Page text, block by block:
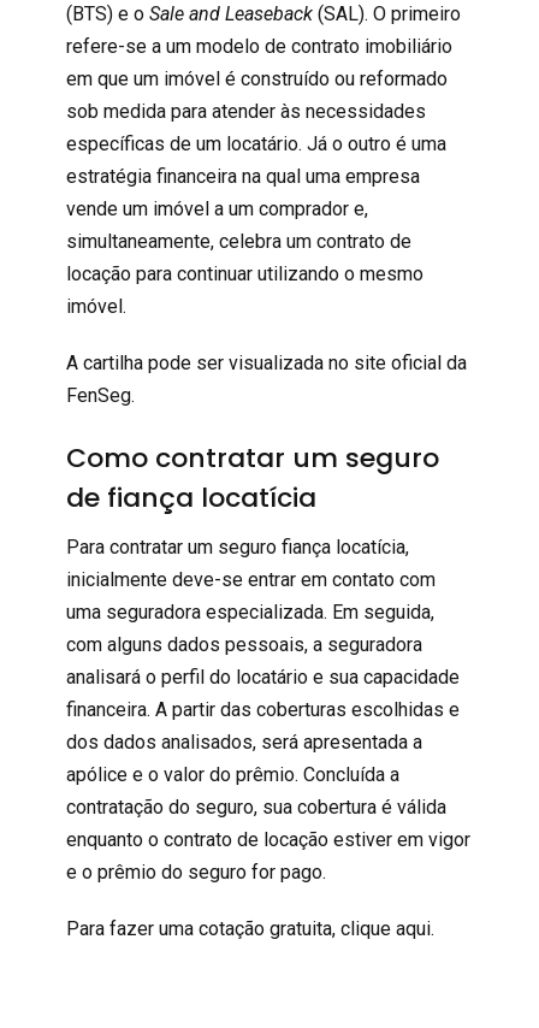
(BTS) e o Sale and Leaseback(SAL). O primeiro
refere-se a um modelo de contrato imobiliário
em que um imóvel é construído ou reformado
sob medida para atender às necessidades
específicas de um locatário. Já o outro é uma
estratégia financeira na qual uma empresa
vende um imóvel a um comprador e,
simultaneamente, celebra um contrato de
locação para continuar utilizando o mesmo
imóvel.
A cartilha pode ser visualizada no site oficial da
FenSeg.
Como contratar um seguro
de fiança locatícia
Para contratar um seguro fiança locatícia,
inicialmente deve-se entrar em contato com
uma seguradora especializada. Em seguida,
com alguns dados pessoais, a seguradora
analisará o perfil do locatário e sua capacidade
financeira. A partir das coberturas escolhidas e
dos dados analisados, será apresentada a
apólice e o valor do prêmio. Concluída a
contratação do seguro, sua cobertura é válida
enquanto o contrato de locação estiver em vigor
e o prêmio do seguro for pago.
Para fazer uma cotação gratuita, clique aqui.